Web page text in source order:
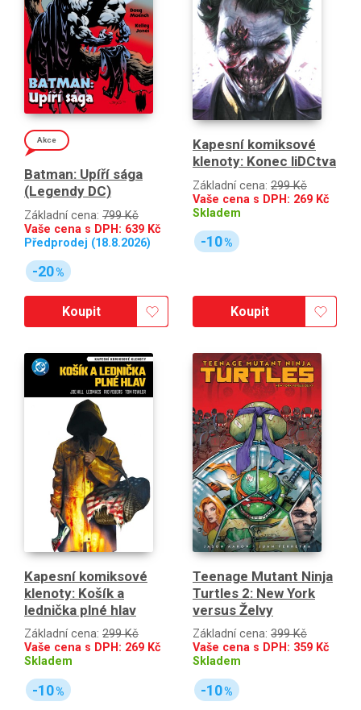
Akce
Batman: Upíří sága
(Legendy DC)
Základní cena: 799 Kč
Vaše cena s DPH: 639 Kč
Předprodej (18.8.2026)
-20%
Koupit
Kapesní komiksové
klenoty: Konec liDCtva
Základní cena: 299 Kč
Vaše cena s DPH: 269 Kč
Skladem
-10%
Koupit
Kapesní komiksové
klenoty: Košík a
lednička plné hlav
Základní cena: 299 Kč
Vaše cena s DPH: 269 Kč
Skladem
-10%
Teenage Mutant Ninja
Turtles 2: New York
versus Želvy
Základní cena: 399 Kč
Vaše cena s DPH: 359 Kč
Skladem
-10%